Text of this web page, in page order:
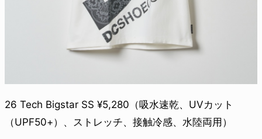
26 Tech Bigstar SS ¥5,280（吸水速乾、UVカット
（UPF50+）、ストレッチ、接触冷感、水陸両用）